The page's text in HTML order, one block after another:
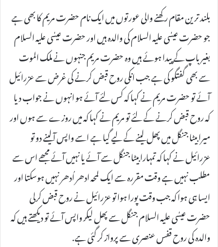
بلند ترین مقام رکھنے والی عورتوں میں ایک نام حضرت مریم کا بھی ہے
جو حضرت عیسٰی علیہ السلام کی والدہ ہیں اور حضرت عیسٰی علیہ السلام
بغیر باپ کے پیدا ہوئے ہیں وہ حضرت مریم جنہوں نے ملک الموت
سے بھی گفتگو کی ہے جب انکی روح قبض کرنے کی غرض سے عزرائیل
آئے تو حضرت مریم نے کہا کہ کس لئے آئے ہو انہوں نے جواب دیا
کہ روح قبض کرنے کے لئے تو مریم نے کہا کہ میں روزے سے ہوں اور
میرا بیٹا جنگل میں پھل لینے کے لیے گیا ہے اسے واپس آلینے دو تو
عزرائیل نے کہا کہ تمہارا بیٹا جنگل سے آئے یا نہیں آئے مجھے اس سے
مطلب نہیں ہے وقت مقررہ سے ایک لمحہ ادھر اُدھر نہیں ہوسکتا اور
ایسا ہی ہوا کہ جب وقت پورا ہوا تو عزرائیل نے روح قبض کرلی
حضرت عیسٰی علیہ السلام جنگل سے پھل لیکر واپس آئے تو دیکھتے ہیں کہ
والدہ کی روح قفس عنصری سے پرواز کر گئی ہے.